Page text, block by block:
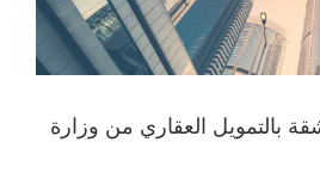
بالتمويل العقاري من وزارة